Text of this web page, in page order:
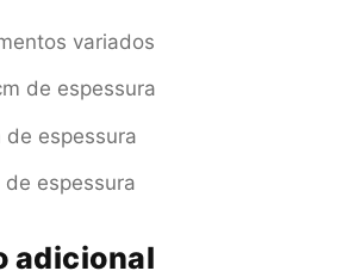
variados
de espessura
de espessura
de espessura
adicional